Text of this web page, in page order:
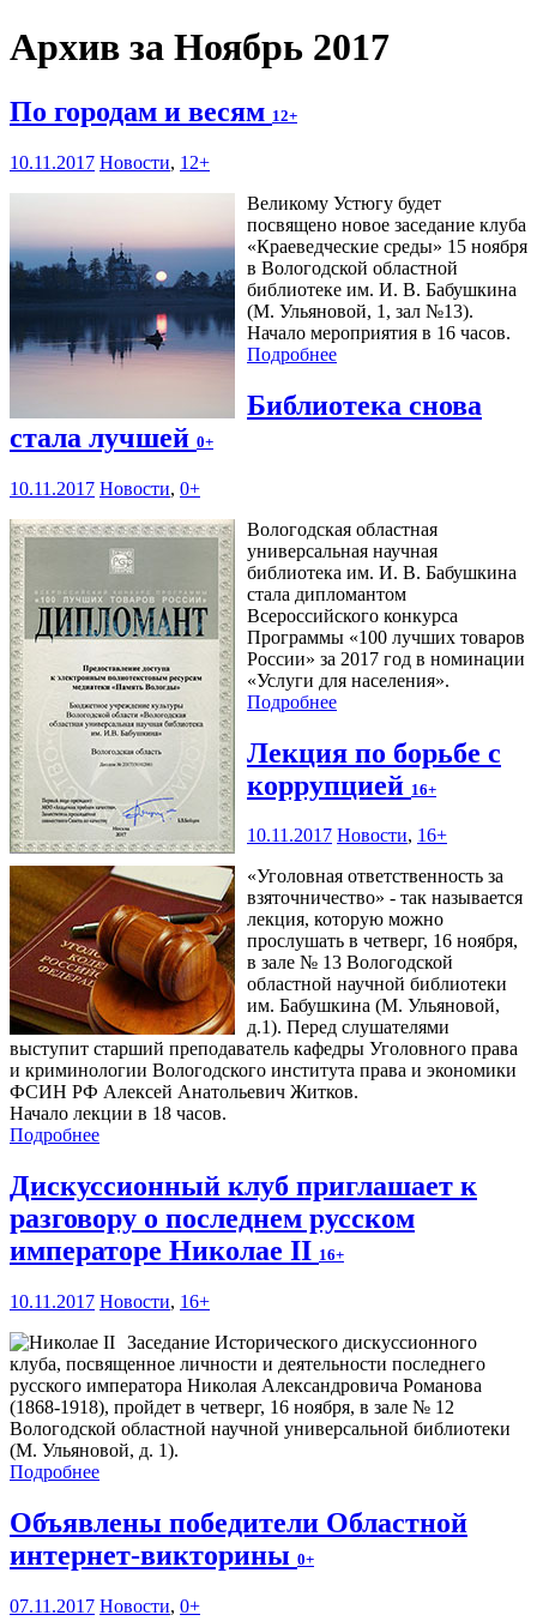
Архив за Ноябрь 2017
По городам и весям 12+
10.11.2017 Новости, 12+
Великому Устюгу будет
посвящено новое заседание клуба
«Краеведческие среды» 15 ноября
в Вологодской областной
библиотеке им. И. В. Бабушкина
(М. Ульяновой, 1, зал №13).
Начало мероприятия в 16 часов.
Подробнее
Библиотека снова
стала лучшей 0+
10.11.2017 Новости, 0+
Вологодская областная
универсальная научная
библиотека им. И. В. Бабушкина
стала дипломантом
Всероссийского конкурса
Программы «100 лучших товаров
России» за 2017 год в номинации
«Услуги для населения».
Подробнее
Лекция по борьбе с
коррупцией 16+
10.11.2017 Новости, 16+
«Уголовная ответственность за
взяточничество» - так называется
лекция, которую можно
прослушать в четверг, 16 ноября,
в зале № 13 Вологодской
областной научной библиотеки
им. Бабушкина (М. Ульяновой,
д.1). Перед слушателями
выступит старший преподаватель кафедры Уголовного права
и криминологии Вологодского института права и экономики
ФСИН РФ Алексей Анатольевич Житков.
Начало лекции в 18 часов.
Подробнее
Дискуссионный клуб приглашает к
разговору о последнем русском
императоре Николае II 16+
10.11.2017 Новости, 16+
Заседание Исторического дискуссионного
клуба, посвященное личности и деятельности последнего
русского императора Николая Александровича Романова
(1868-1918), пройдет в четверг, 16 ноября, в зале № 12
Вологодской областной научной универсальной библиотеки
(М. Ульяновой, д. 1).
Подробнее
Объявлены победители Областной
интернет-викторины 0+
07.11.2017 Новости, 0+